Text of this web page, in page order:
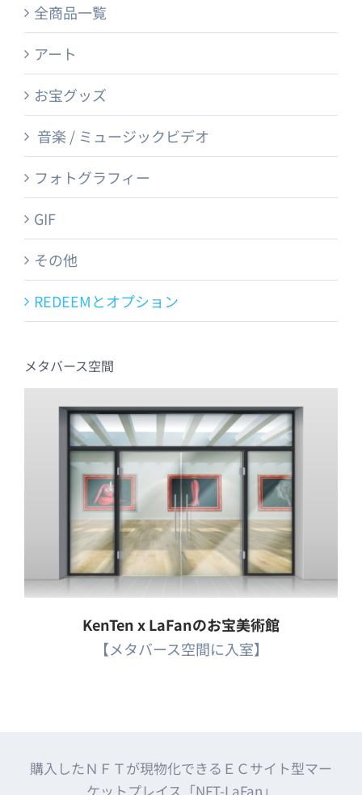
全商品一覧
アート
お宝グッズ
音楽 / ミュージックビデオ
フォトグラフィー
GIF
その他
REDEEMとオプション
メタバース空間
KenTen x LaFanのお宝美術館
【メタバース空間に入室】
購入したＮＦＴが現物化できるＥＣサイト型マー
ケットプレイス「NFT-LaFan」